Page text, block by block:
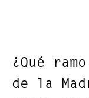
¿Qué
de la